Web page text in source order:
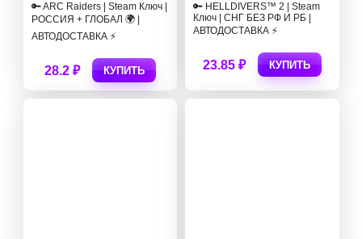
🔑 ARC Raiders | Steam Ключ |
РОССИЯ + ГЛОБАЛ 🌍 |
АВТОДОСТАВКА ⚡
28.2 ₽ КУПИТЬ
🔑 HELLDIVERS™ 2 | Steam
Ключ | СНГ БЕЗ РФ И РБ |
АВТОДОСТАВКА ⚡
23.85 ₽ КУПИТЬ